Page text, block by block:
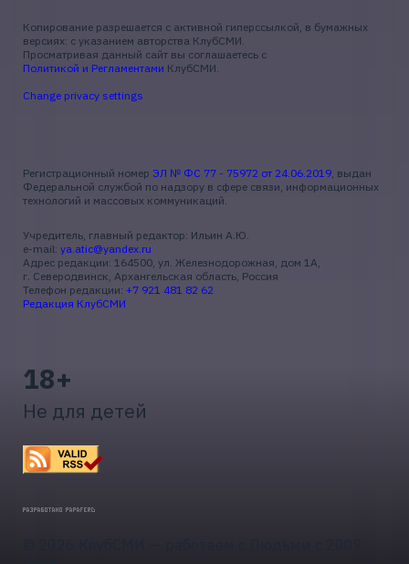
Копирование разрешается с активной гиперссылкой, в бумажных
версиях: с указанием авторства КлубСМИ.
Просматривая данный сайт вы соглашаетесь с
Политикой и Регламентами КлубСМИ.
Change privacy settings
Регистрационный номер ЭЛ № ФС 77 - 75972 от 24.06.2019, выдан
Федеральной службой по надзору в сфере связи, информационных
технологий и массовых коммуникаций.
Учредитель, главный редактор: Ильин А.Ю.
e-mail: ya.atic@yandex.ru
Адрес редакции: 164500, ул. Железнодорожная, дом 1А,
г. Северодвинск, Архангельская область, Россия
Телефон редакции: +7 921 481 82 62
Редакция КлубСМИ
18+
Не для детей